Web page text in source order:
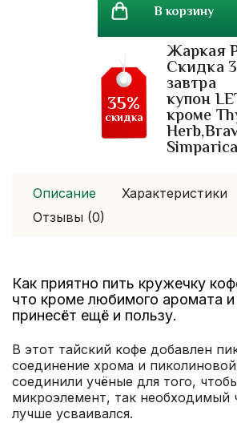
В корзину
Жаркая
Скидка
завтра
купон
кроме
Simparica
35%
скидка
Описание
Характеристики
Отзывы (0)
Как приятно пить кружечку
что кроме любимого аромата
принесёт ещё и пользу.
В этот тайский кофе добавлен
соединение хрома и
соединили учёные для того,
микроэлемент, так необходимый
лучше усваивался.